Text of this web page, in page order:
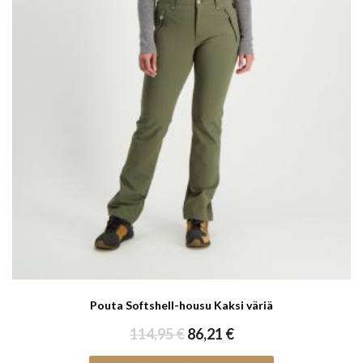
Pouta Softshell-housu Kaksi väriä
114,95€ Alkuperäinen
86,21 €Nykyinen